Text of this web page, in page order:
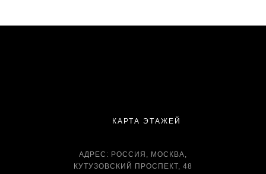
КАРТА ЭТАЖЕЙ
АДРЕС: РОССИЯ, МОСКВА,
КУТУЗОВСКИЙ ПРОСПЕКТ, 48